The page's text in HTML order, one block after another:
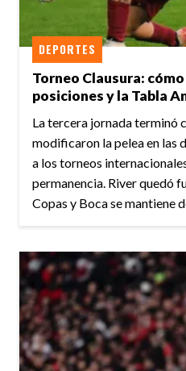
Torneo Clausura:
posiciones y la Tabla
DEPORTES
La tercera jornada terminó
modificaron la pelea en las
a los torneos
permanencia. River quedó
Copas y Boca se mantiene